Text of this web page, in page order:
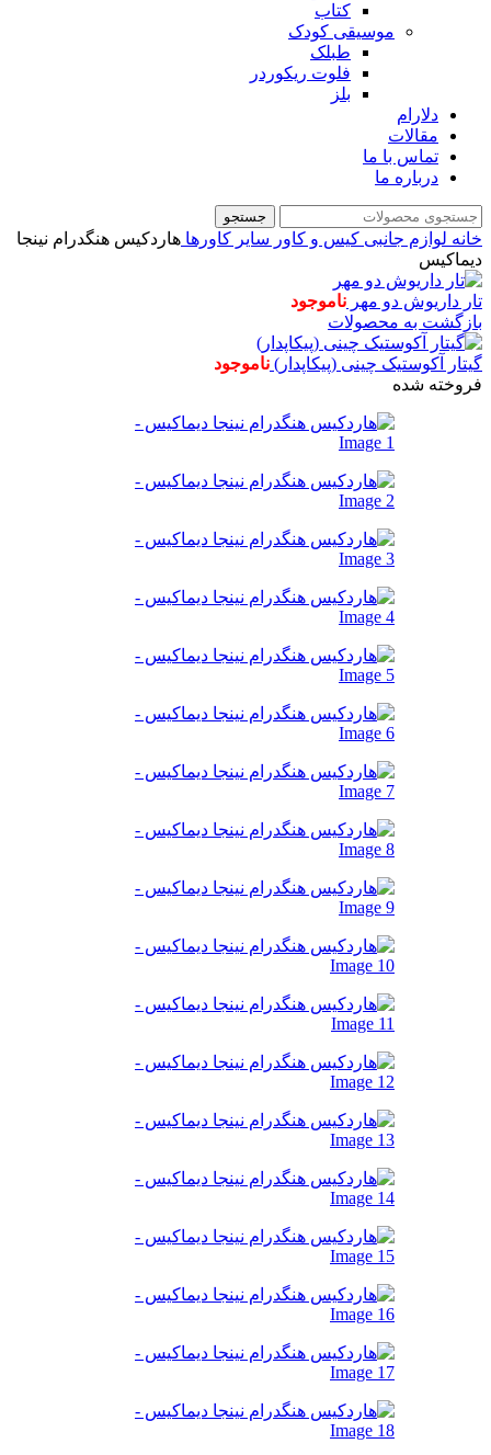
کتاب
موسیقی کودک
طبلک
فلوت ریکوردر
بلز
دلارام
مقالات
تماس با ما
درباره ما
جستجو
خانه لوازم جانبی کیس و کاور سایر کاورها هاردکیس هنگدرام نینجا
دیماکیس
تار داریوش دو مهر ناموجود
بازگشت به محصولات
گیتار آکوستیک چینی (پیکاپدار) ناموجود
فروخته شده